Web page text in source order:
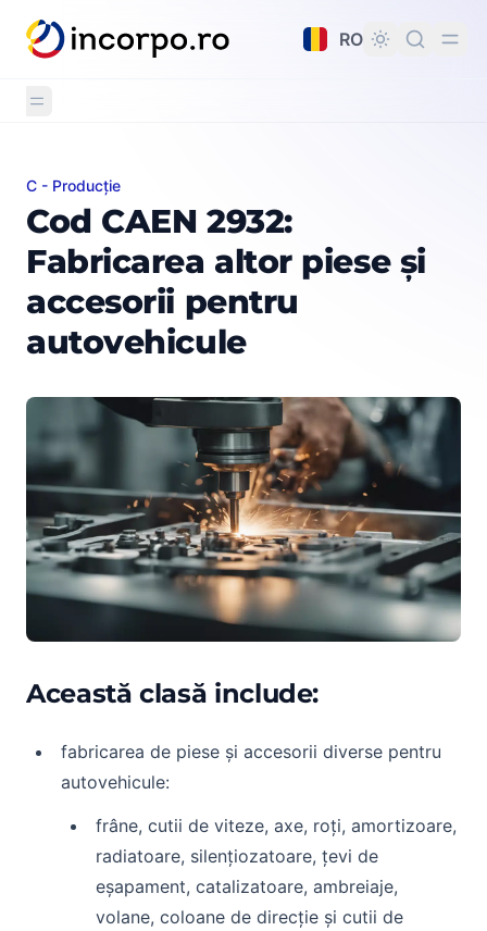
principal
RO
Cod CAEN 2932: Fabricarea altor piese și accesorii
C - Producție
Cod CAEN 2932:
Fabricarea altor piese și
accesorii pentru
autovehicule
Această clasă include:
fabricarea de piese și accesorii diverse pentru
autovehicule:
frâne, cutii de viteze, axe, roți, amortizoare,
radiatoare, silențiozatoare, țevi de
eșapament, catalizatoare, ambreiaje,
volane, coloane de direcție și cutii de